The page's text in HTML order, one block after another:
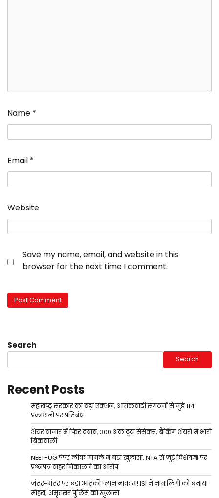
Name *
Email *
Website
Save my name, email, and website in this
browser for the next time I comment.
Search
Search
Recent Posts
महाराष्ट्र सरकार का बड़ा एक्शन, आतंकवादी संगठनों से जुड़े 114
प्रकाशनों पर प्रतिबंध
शेयर बाजार में फिर दबाव, 300 अंक टूटा सेंसेक्स; बैंकिंग शेयरों में भारी
बिकवाली
NEET-UG पेपर लीक मामले में बड़ा खुलासा, NTA से जुड़े विशेषज्ञों पर
प्रश्नपत्र बाहर निकालने का आरोप
जंतर-मंतर पर बड़ा आतंकी प्लान नाकाम! ISI ने नाबालिगों को बनाया
मोहरा, अमृतसर पुलिस का खुलासा